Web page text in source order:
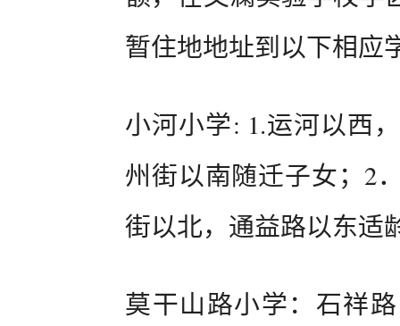
暂住地地址到以下相应
小河小学: 1.运河以西
州街以南随迁子女；2
街以北，通益路以东适
莫干山路小学：石祥